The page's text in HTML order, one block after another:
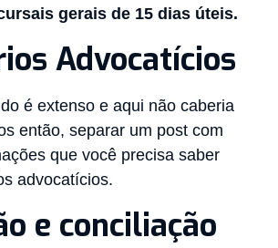
gerais de 15 dias úteis.
Advocatícios
é extenso e aqui não caberia
então, separar um post com
que você precisa saber
advocatícios.
e conciliação